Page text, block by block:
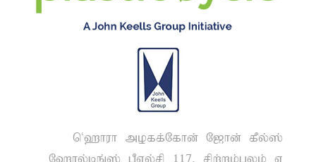
n~`huh moff;Nfhd; N[hd; fPy;];
N`hy;bq;]; gPvy;rp 117> rpw;wk;gyk; V